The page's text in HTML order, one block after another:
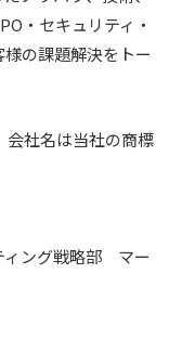
・セキュリティ・
の課題解決をトー
社名は当社の商標
ィング戦略部 マー